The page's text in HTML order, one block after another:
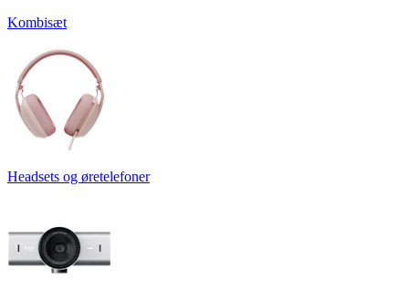
Kombisæt
Headsets og øretelefoner